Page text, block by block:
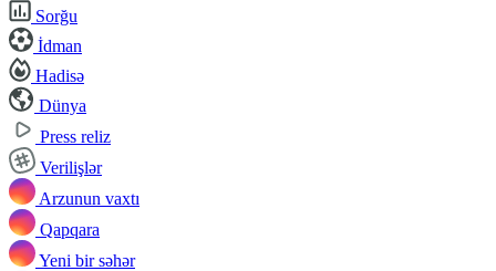
Sorğu
İdman
Hadisə
Dünya
Press reliz
Verilişlər
Arzunun vaxtı
Qapqara
Yeni bir səhər